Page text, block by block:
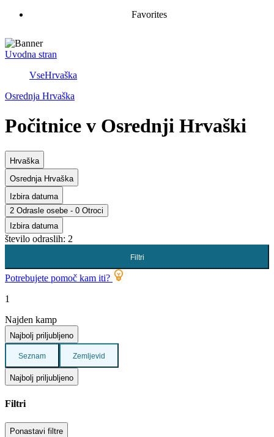
Favorites
Uvodna stran
VseHrvaška
Osrednja Hrvaška
Počitnice v Osrednji Hrvaški
Hrvaška
Osrednja Hrvaška
Izbira datuma
2 Odrasle osebe - 0 Otroci
Izbira datuma
število odraslih: 2
Filtri
Potrebujete pomoč kam iti?
1
Najden kamp
Najbolj priljubljeno
Seznam Zemljevid
Najbolj priljubljeno
Filtri
Ponastavi filtre